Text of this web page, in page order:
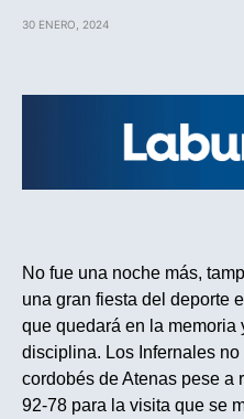
30 ENERO, 2024
No fue una noche más,
una gran fiesta del deporte
que quedará en la memoria
disciplina. Los Infernales
cordobés de Atenas pese a
92-78 para la visita que se